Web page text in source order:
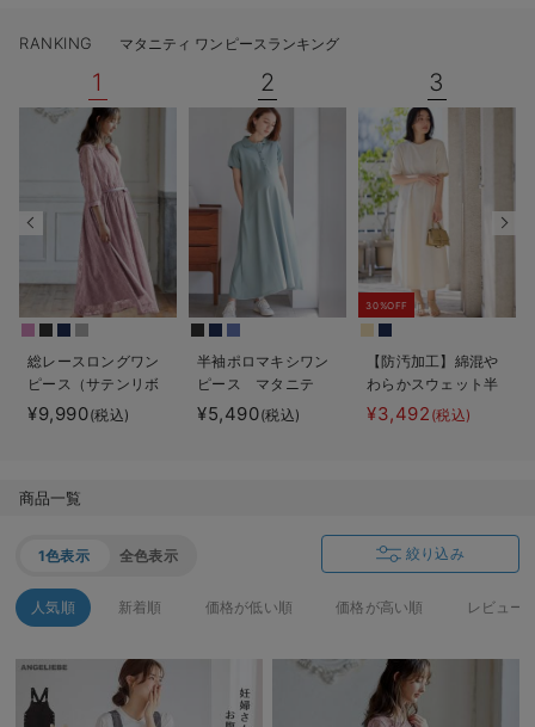
保育園・入園準備特集
ファルスカ
デロンギ
入院準備の持ち物チェック
RANKING マタニティ ワンピースランキング
1
総レースロングワン
ピース（サテンリボ
ンベルト付） マタ
ニティ・授乳服【出
¥9,990(税込)
2
半袖ポロマキシワン
ピース マタニテ
ィ・授乳服【出産後
も長く使える】
¥5,490(税込)
3
30%OFF
【防汚加工】綿混や
わらかスウェット半
袖フレアワンピー
ス マタニティ・産
¥3,492 (税込)
商品一覧
1色表示 全色表示 絞り込み
人気順 新着順 価格が低い順 価格が高い順 レビュー